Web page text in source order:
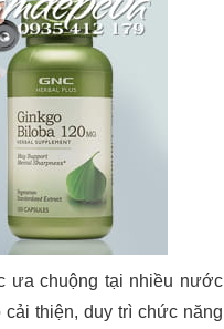
ưa chuộng tại nhiều nước
thiện, duy trì chức năng